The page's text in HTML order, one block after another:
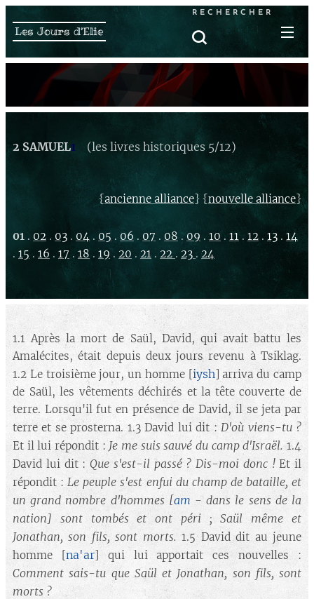
Les Jours d'Elie
RECHERCHER
2 SAMUEL1 (les livres historiques 5/12)
{ancienne alliance} {nouvelle alliance}
01 . 02 . 03 . 04 . 05 . 06 . 07 . 08 . 09 . 10 . 11 . 12 . 13 . 14
. 15 . 16 . 17 . 18 . 19. 20 .21 . 22 . 23 . 24
1.1 Après la mort de Saül, David, qui avait battu les
Amalécites, était depuis deux jours revenu à Tsiklag.
1.2 Le troisième jour, un homme [iysh] arriva du camp
de Saül, les vêtements déchirés et la tête couverte de
terre. Lorsqu'il fut en présence de David, il se jeta par
terre et se prosterna. 1.3 David lui dit :D'où viens-tu ?
Et il lui répondit : Je me suis sauvé du camp d'Israël.1.4
David lui dit : Que s'est-il passé ? Dis-moi donc !Et il
répondit :Le peuple s'est enfui du champ de bataille, et
un grand nombre d'hommes [am - dans le sens de la
nation] sont tombés et ont péri ; Saül même et
Jonathan, son fils, sont morts.1.5 David dit au jeune
homme [na'ar] qui lui apportait ces nouvelles :
Comment sais-tu que Saül et Jonathan, son fils, sont
morts ?